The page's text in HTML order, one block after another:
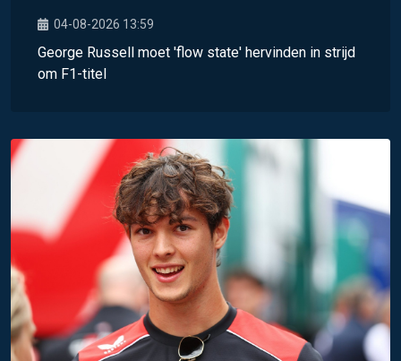
04-08-2026 13:59
George Russell moet 'flow state' hervinden in strijd
om F1-titel